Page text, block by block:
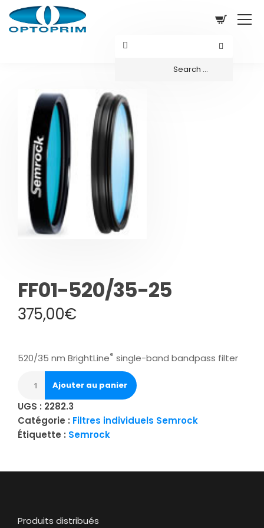
FF01-520/35-25
375,00€
520/35 nm BrightLine® single-band bandpass filter
Ajouter au panier
UGS : 2282.3
Catégorie : Filtres individuels Semrock
Étiquette : Semrock
Produits distribués